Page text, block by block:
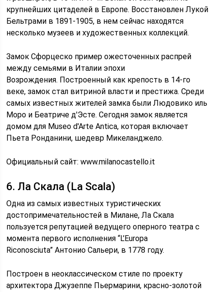
крупнейших цитаделей в Европе. Восстановлен Лукой
Бельтрами в 1891-1905, в нем сейчас находятся
несколько музеев и художественных коллекций.
Замок Сфорцеско пример ожесточенных распрей
между семьями в Италии эпохи
Возрождения. Построенный как крепость в 14-го
веке, замок стал витриной власти и престижа. Среди
самых известных жителей замка были Людовико иль
Моро и Беатриче д'Эсте. Сегодня замок является
домом для Museo d'Arte Antica, которая включает
Пьета Ронданини, шедевр Микеланджело.
Официальный сайт: www.milanocastello.it
6. Ла Скала (La Scala)
Одна из самых известных туристических
достопримечательностей в Милане, Ла Скала
пользуется репутацией ведущего оперного театра с
момента первого исполнения “L’Europa
Riconosciuta” Антонио Сальери, в 1778 году.
Построен в неоклассическом стиле по проекту
архитектора Джузеппе Пьермарини, красно-золотой